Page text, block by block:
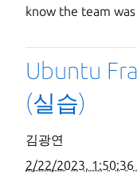
know the team
Ubuntu
(실습)
김광연
2/22/2023, 1:50:36